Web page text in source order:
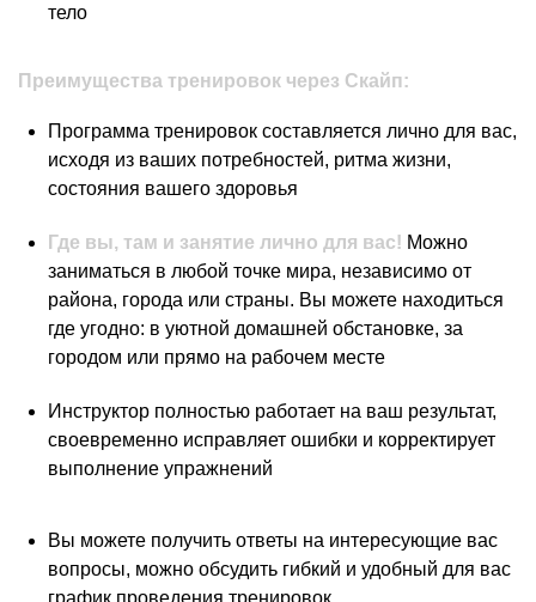
тело
Преимущества тренировок через Скайп:
Программа тренировок составляется лично для вас,
исходя из ваших потребностей, ритма жизни,
состояния вашего здоровья
Где вы, там и занятие лично для вас! Можно
заниматься в любой точке мира, независимо от
района, города или страны. Вы можете находиться
где угодно: в уютной домашней обстановке, за
городом или прямо на рабочем месте
Инструктор полностью работает на ваш результат,
своевременно исправляет ошибки и корректирует
выполнение упражнений
Вы можете получить ответы на интересующие вас
вопросы, можно обсудить гибкий и удобный для вас
график проведения тренировок